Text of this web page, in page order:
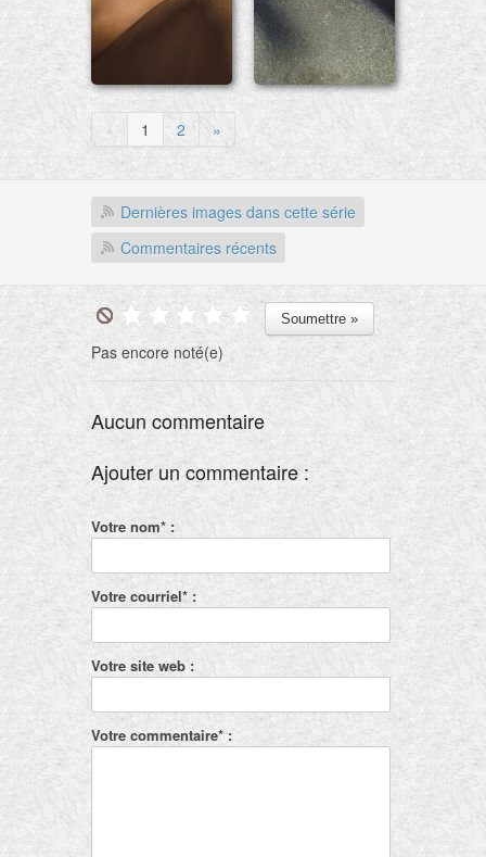
« 1 2 »
Dernières images dans cette série
Commentaires récents
Pas encore noté(e)
Aucun commentaire
Ajouter un commentaire :
Votre nom* :
Votre courriel* :
Votre site web :
Votre commentaire* :